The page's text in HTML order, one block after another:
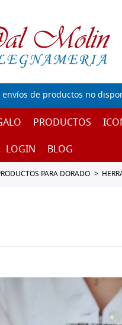
envíos de productos no
PRODUCTOS
LOGIN BLOG
PARA DORADO